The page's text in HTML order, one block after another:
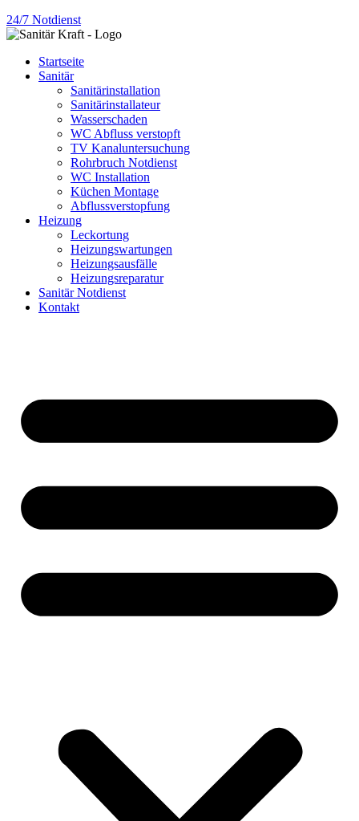
24/7 Notdienst
Startseite
Sanitär
Sanitärinstallation
Sanitärinstallateur
Wasserschaden
WC Abfluss verstopft
TV Kanaluntersuchung
Rohrbruch Notdienst
WC Installation
Küchen Montage
Abflussverstopfung
Heizung
Leckortung
Heizungswartungen
Heizungsausfälle
Heizungsreparatur
Sanitär Notdienst
Kontakt